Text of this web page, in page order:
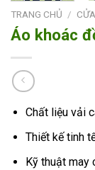
TRANG CHỦ /
Áo khoác
Chất liệu vải
Thiết kế tinh
Kỹ thuật may